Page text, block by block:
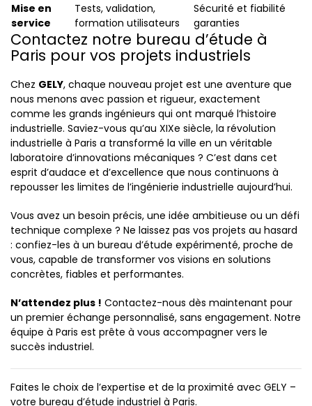
Mise en
service
Tests, validation,
formation utilisateurs
Sécurité et fiabilité
garanties
Contactez notre bureau d’étude à
Paris pour vos projets industriels
Chez GELY, chaque nouveau projet est une aventure que
nous menons avec passion et rigueur, exactement
comme les grands ingénieurs qui ont marqué l’histoire
industrielle. Saviez-vous qu’au XIXe siècle, la révolution
industrielle à Paris a transformé la ville en un véritable
laboratoire d’innovations mécaniques ? C’est dans cet
esprit d’audace et d’excellence que nous continuons à
repousser les limites de l’ingénierie industrielle aujourd’hui.
Vous avez un besoin précis, une idée ambitieuse ou un défi
technique complexe ? Ne laissez pas vos projets au hasard
: confiez-les à un bureau d’étude expérimenté, proche de
vous, capable de transformer vos visions en solutions
concrètes, fiables et performantes.
N’attendez plus ! Contactez-nous dès maintenant pour
un premier échange personnalisé, sans engagement. Notre
équipe à Paris est prête à vous accompagner vers le
succès industriel.
Faites le choix de l’expertise et de la proximité avec GELY –
votre bureau d’étude industriel à Paris.